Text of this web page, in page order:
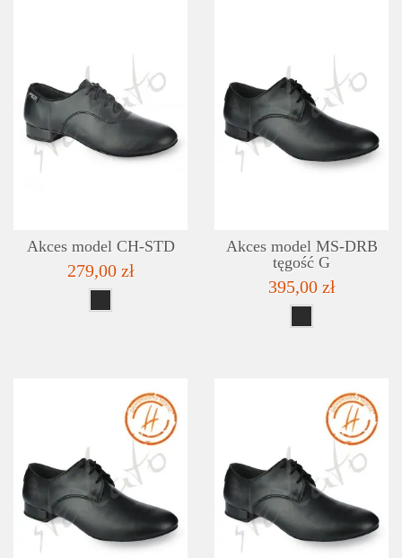
LISTA ŻYCZEŃ
SZCZEGÓŁY
Akces model CH-STD
279,00 zł
Akces model MS-DRB
tęgość G
395,00 zł
SZCZEGÓŁY